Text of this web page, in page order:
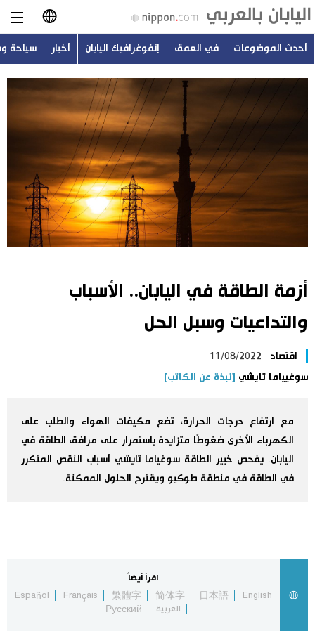
日本語
English
简体字
繁體字
Français
Español
في العمق
إنفوغرافيك اليابان
سياحة وسفر
اليابان في فيديو
مانغا وأنيمي
علوم وتكنولوجيا
الأقسام
أحدث الموضوعات في العمق إنفوغرافيك اليابان أخبار سياحة
أزمة الطاقة في اليابان.. الأسباب
والتداعيات وسبل الحل
اقتصاد
11/08/2022
سوغيياما تايشي [نبذة عن الكاتب]
مع ارتفاع درجات الحرارة، تضع مكيفات الهواء والطلب على
الكهرباء الأخرى ضغوطًا متزايدة باستمرار على مرافق الطاقة في
اليابان. يفحص خبير الطاقة سوغياما تايشي أسباب النقص المتكرر
في الطاقة في منطقة طوكيو ويقترح الحلول الممكنة.
اقرأ أيضاً
English
日本語
简体字
繁體字
Français
Español
العربية
Русский